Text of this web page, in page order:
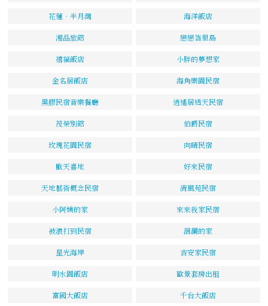
花蓮‧半月灣 海洋飯店
湘品旅館 戀戀峇里島
禧福飯店 小胖的夢想家
金名居飯店 海角樂園民宿
黑膠民宿音樂餐廳 逍遙居透天民宿
茂榮別館 伯爵民宿
玫瑰花園民宿 向晴民宿
歡天喜地 好來民宿
天地藝術概念民宿 清風苑民宿
小阿姨的家 來來我家民宿
被浪打到民宿 洄瀾的家
星光海岸 吉安家民宿
明水園飯店 歐景套房出租
富國大飯店 千台大飯店